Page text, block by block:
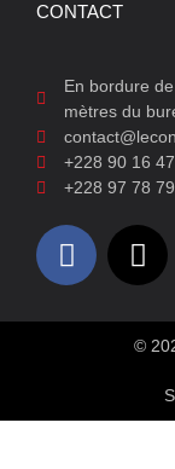
CONTACT
En bordure
mètres du
+228 90 16
+228 97 78
©